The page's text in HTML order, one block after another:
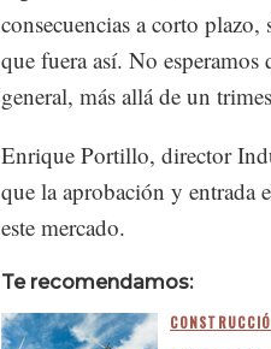
consecuencias a corto
que fuera así. No esperamos
general, más allá de un
Enrique Portillo, director
que la aprobación y entrada
este mercado.
Te recomendamos: